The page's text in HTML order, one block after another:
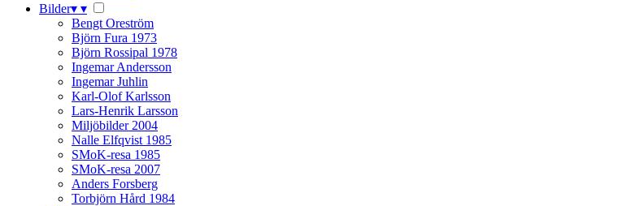
Bilder▾ ▾
Bengt Oreström
Björn Fura 1973
Björn Rossipal 1978
Ingemar Andersson
Ingemar Juhlin
Karl-Olof Karlsson
Lars-Henrik Larsson
Miljöbilder 2004
Nalle Elfqvist 1985
SMoK-resa 1985
SMoK-resa 2007
Anders Forsberg
Torbjörn Hård 1984